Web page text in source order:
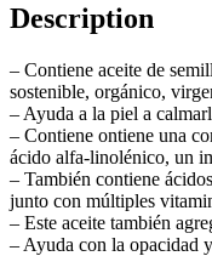
Description
– Contiene aceite de
sostenible, orgánico,
– Ayuda a la piel a
– Contiene ontiene una
ácido alfa-linolénico, un
– También contiene
junto con múltiples
– Este aceite también
– Ayuda con la opacidad